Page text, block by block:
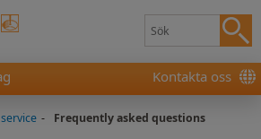
Kontakta oss
- Frequently asked questions